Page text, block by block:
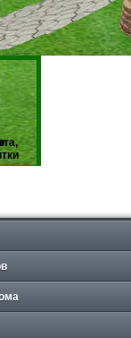
деревянные заборы